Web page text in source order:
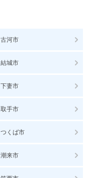
古河市
結城市
下妻市
取手市
つくば市
潮来市